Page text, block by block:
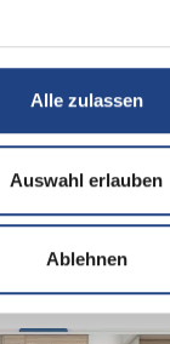
Alle zulassen
Auswahl erlauben
Ablehnen